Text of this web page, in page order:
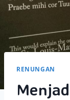
RENUNGAN